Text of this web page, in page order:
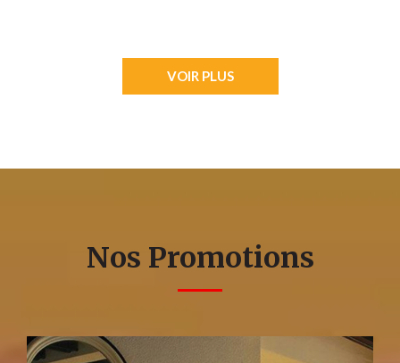
VOIR PLUS
Nos Promotions